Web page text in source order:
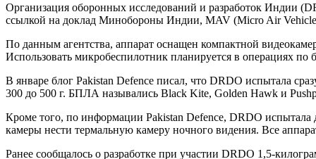
Организация оборонных исследований и разработок Индии
ссылкой на доклад Минобороны Индии, MAV (Micro Air
По данным агентства, аппарат оснащен компактной
Использовать микробеспилотник планируется в операциях
В январе блог Pakistan Defence писал, что DRDO испытала
300 до 500 г. БПЛА назывались Black Kite, Golden Hawk и
Кроме того, по информации Pakistan Defence, DRDO
камеры нести термальную камеру ночного видения. Все
Ранее сообщалось о разработке при участии DRDO 1,5-